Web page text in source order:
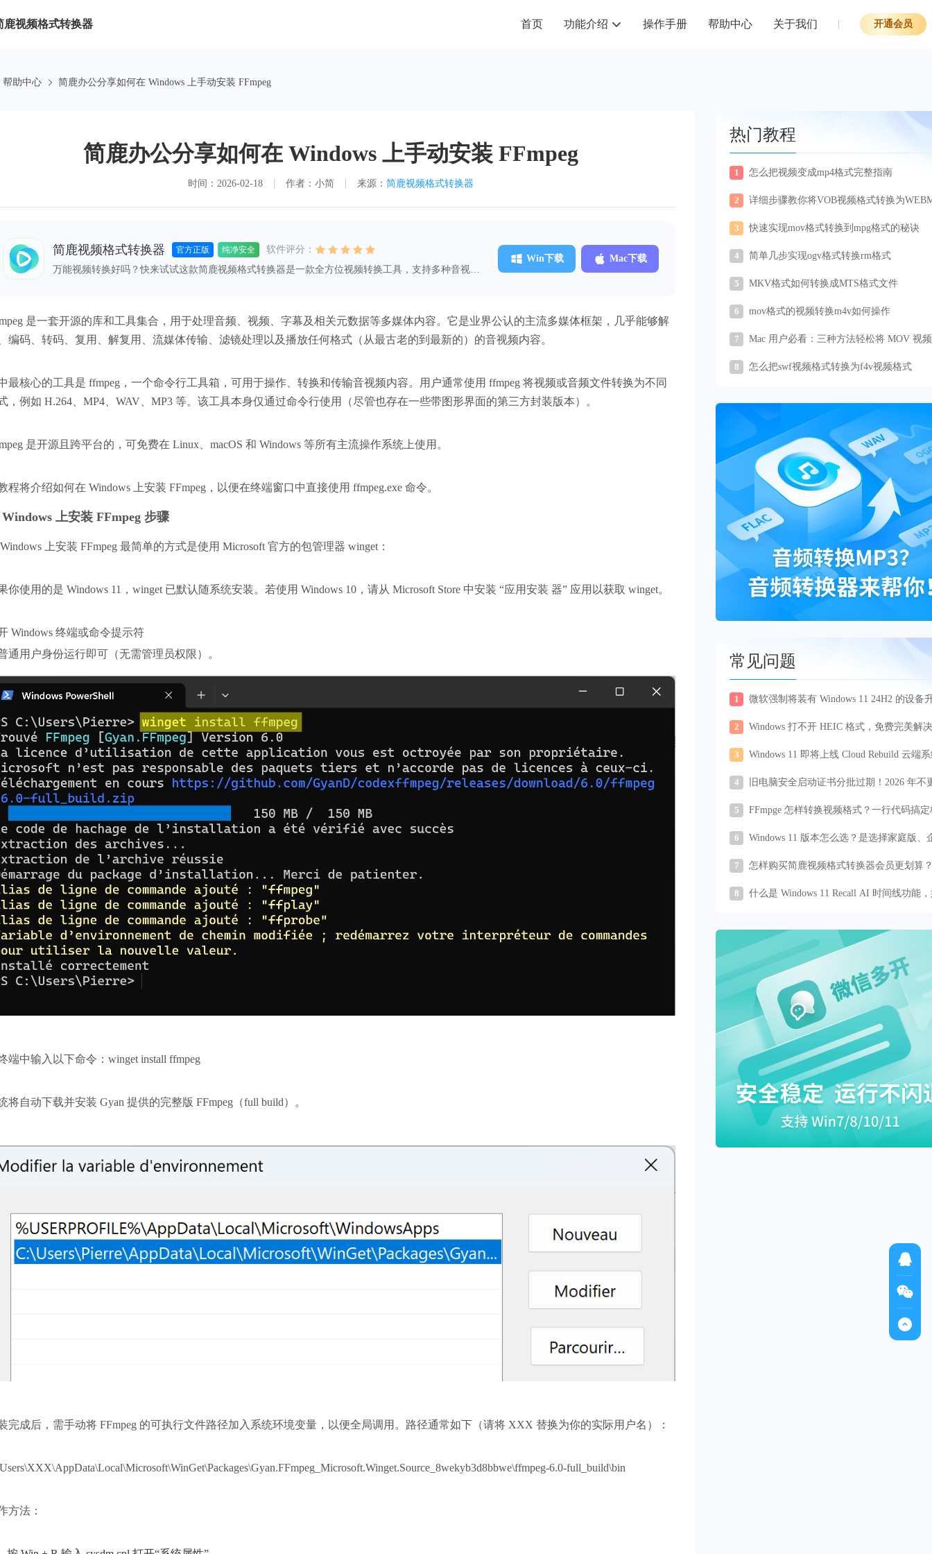
鹿视频格式转换器 首页 功能介绍 操作手册 帮助中心 关于我们 开通会员
帮助中心 简鹿办公分享如何在 Windows 上手动安装 FFmpeg
简鹿办公分享如何在 Windows 上手动安装 FFmpeg
时间：2026-02-18 作者：小简 来源： 简鹿视频格式转换器
简鹿视频格式转换器 官方正版 纯净安全
软件评分：
万能视频转换好吗？快来试试这款简鹿视频格式转换器是一款全方位视频转换工具，支持多种音视频
Win下载 Mac下载
是一套开源的库和工具集合，用于处理音频、视频、字幕及相关元数据等多媒体内容。它是业界公认的主流多媒体框架，几乎能够解
编码、转码、复用、解复用、流媒体传输、滤镜处理以及播放任何格式（从最古老的到最新的）的音视频内容。
最核心的工具是 ffmpeg，一个命令行工具箱，可用于操作、转换和传输音视频内容。用户通常使用 ffmpeg 将视频或音频文件转换为不同
，例如 H.264、MP4、WAV、MP3 等。该工具本身仅通过命令行使用（尽管也存在一些带图形界面的第三方封装版本）。
是开源且跨平台的，可免费在 Linux、macOS 和 Windows 等所有主流操作系统上使用。
程将介绍如何在 Windows 上安装 FFmpeg，以便在终端窗口中直接使用 ffmpeg.exe 命令。
上安装 FFmpeg 步骤
上安装 FFmpeg 最简单的方式是使用 Microsoft 官方的包管理器 winget：
你使用的是 Windows 11，winget 已默认随系统安装。 若使用 Windows 10，请从 Microsoft Store 中安装 “应用安装 器” 应用以获取 winget。
Windows 终端或命令提示符
通用户身份运行即可（无需管理员权限）。
端中输入以下命令： winget install ffmpeg
将自动下载并安装 Gyan 提供的完整版 FFmpeg（full build）。
完成后，需手动将 FFmpeg 的可执行文件路径加入系统环境变量，以便全局调用。路径通常如下（请将 XXX 替换为你的实际用户名）：
6.0-full_build\bin
方法：
热门教程
1 怎么把视频变成mp4格式完整指南
2
详细步骤教你将VOB视频格式转换为
3
快速实现mov格式转换到mpg格式的秘诀
4 简单几步实现ogv格式转换rm格式
5 MKV格式如何转换成MTS格式文件
6 mov格式的视频转换m4v如何操作
7
Mac 用户必看：三种方法轻松将 MOV 视
8
怎么把swf视频格式转换为f4v视频格式
常见问题
1
微软强制将装有 Windows 11 24H2 的设备
2
Windows 打不开 HEIC 格式，免费完美解
3
Windows 11 即将上线 Cloud Rebuild 云端
4
旧电脑安全启动证书分批过期！2026 年不
5
FFmpge 怎样转换视频格式？一行代码搞
6
Windows 11 版本怎么选？是选择家庭版、
7
怎样购买简鹿视频格式转换器会员更划算
8
什么是 Windows 11 Recall AI 时间线功能